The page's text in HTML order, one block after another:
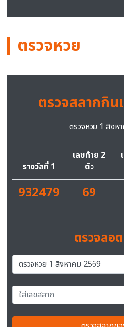
ตรวจหวย
ตรวจสลากกิน
ตรวจหวย 1 สิงห
รางวัลที่ 1
เลขท้าย 2
ตัว
932479 69
ตรวจลอ